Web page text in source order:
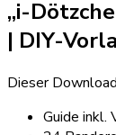
für
die
Einschulung
Menge
„i-
| DIY-
Dieser
Guide inkl.